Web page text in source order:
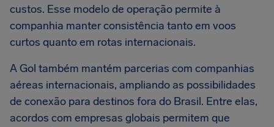
custos. Esse modelo de operação permite à
companhia manter consistência tanto em voos
curtos quanto em rotas internacionais.
A Gol também mantém parcerias com companhias
aéreas internacionais, ampliando as possibilidades
de conexão para destinos fora do Brasil. Entre elas,
acordos com empresas globais permitem que